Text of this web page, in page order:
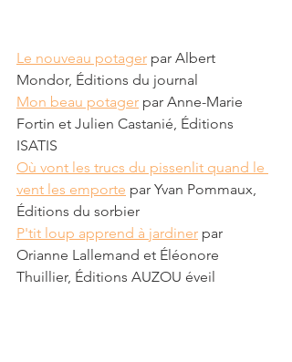
Le nouveau potager par Albert
Mondor, Éditions du journal
Mon beau potager par Anne-Marie
Fortin et Julien Castanié, Éditions
ISATIS
Où vont les trucs du pissenlit quand le
vent les emporte par Yvan Pommaux,
Éditions du sorbier
P'tit loup apprend à jardiner par
Orianne Lallemand et Éléonore
Thuillier, Éditions AUZOU éveil